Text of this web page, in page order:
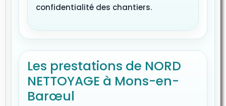
confidentialité des chantiers.
Les prestations de NORD
NETTOYAGE à Mons-en-
Barœul